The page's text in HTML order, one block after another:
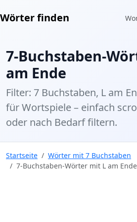
Wörter finden
7-Buchstaben-
am Ende
Filter: 7 Buchstaben, L am
für Wortspiele – einfach
oder nach Bedarf filtern.
Startseite
Wörter mit 7 Buchstaben
7-Buchstaben-Wörter mit L am Ende